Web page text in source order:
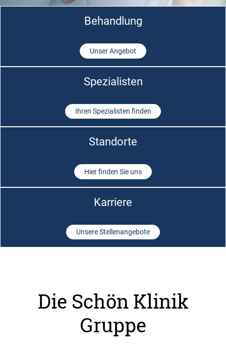
Behandlung
Unser Angebot
Spezialisten
Ihren Spezialisten finden
Standorte
Hier finden Sie uns
Karriere
Unsere Stellenangebote
Die Schön Klinik
Gruppe